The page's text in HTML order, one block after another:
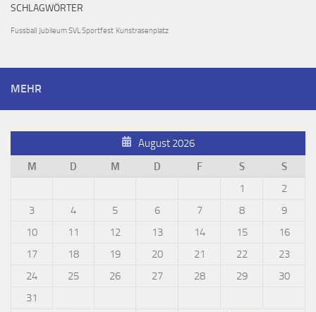
SCHLAGWÖRTER
Fussball Jubileum SVL Sportfest Kunstrasenplatz
MEHR
August 2026
M
D M D F S
S
1
2
3
4 5 6 7 8
9
10
11 12 13 14 15
16
17
18 19 20 21 22
23
24
25 26 27 28 29
30
31